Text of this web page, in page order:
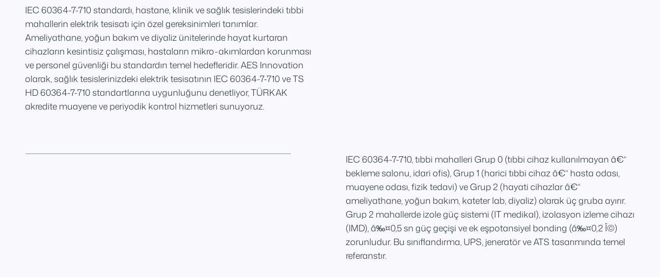
IEC 60364-7-710 standardı, hastane, klinik ve sağlık tesislerindeki tıbbi
mahallerin elektrik tesisatı için özel gereksinimleri tanımlar.
Ameliyathane, yoğun bakım ve diyaliz ünitelerinde hayat kurtaran
cihazların kesintisiz çalışması, hastaların mikro-akımlardan korunması
ve personel güvenliği bu standardın temel hedefleridir. AES Innovation
olarak, sağlık tesislerinizdeki elektrik tesisatının IEC 60364-7-710 ve TS
HD 60364-7-710 standartlarına uygunluğunu denetliyor, TÜRKAK
akredite muayene ve periyodik kontrol hizmetleri sunuyoruz.
IEC 60364-7-710, tıbbi mahalleri Grup 0 (tıbbi cihaz kullanılmayan â€“
bekleme salonu, idari ofis), Grup 1 (harici tıbbi cihaz â€“ hasta odası,
muayene odası, fizik tedavi) ve Grup 2 (hayati cihazlar â€“
ameliyathane, yoğun bakım, kateter lab, diyaliz) olarak üç gruba ayırır.
Grup 2 mahallerde izole güç sistemi (IT medikal), izolasyon izleme cihazı
(IMD), â‰¤0,5 sn güç geçişi ve ek eşpotansiyel bonding (â‰¤0,2 Î©)
zorunludur. Bu sınıflandırma, UPS, jeneratör ve ATS tasarımında temel
referanstır.